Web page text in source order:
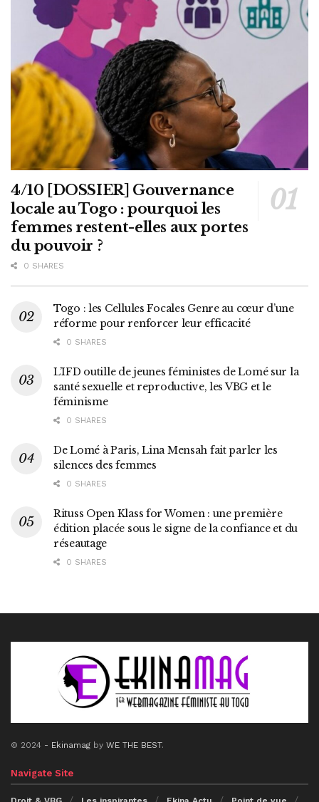
4/10 [DOSSIER] Gouvernance
locale au Togo : pourquoi les
femmes restent-elles aux portes
du pouvoir ?
0 SHARES
Togo : les Cellules Focales Genre au cœur d’une
réforme pour renforcer leur efficacité
0 SHARES
L’IFD outille de jeunes féministes de Lomé sur la
santé sexuelle et reproductive, les VBG et le
féminisme
0 SHARES
De Lomé à Paris, Lina Mensah fait parler les
silences des femmes
0 SHARES
Rituss Open Klass for Women : une première
édition placée sous le signe de la confiance et du
réseautage
0 SHARES
© 2024 - Ekinamag by WE THE BEST.
Navigate Site